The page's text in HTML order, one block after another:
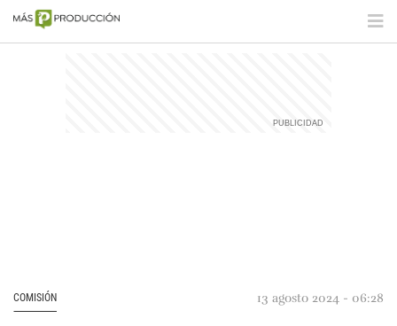
COMISIÓN 13 agosto 2024 - 06:28